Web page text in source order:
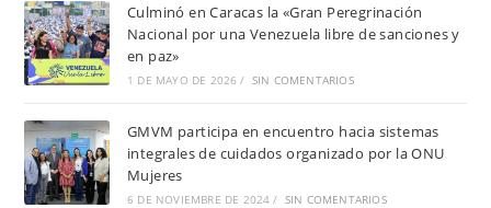
Culminó en Caracas la «Gran Peregrinación
Nacional por una Venezuela libre de sanciones y
en paz»
1 DE MAYO DE 2026 / SIN COMENTARIOS
GMVM participa en encuentro hacia sistemas
integrales de cuidados organizado por la ONU
Mujeres
6 DE NOVIEMBRE DE 2024 / SIN COMENTARIOS